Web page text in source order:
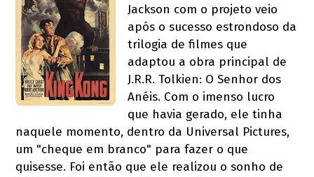
Jackson com o projeto veio
após o sucesso estrondoso da
trilogia de filmes que
adaptou a obra principal de
J.R.R. Tolkien: O Senhor dos
Anéis. Com o imenso lucro
que havia gerado, ele tinha
naquele momento, dentro da Universal Pictures,
um "cheque em branco" para fazer o que
quisesse. Foi então que ele realizou o sonho de